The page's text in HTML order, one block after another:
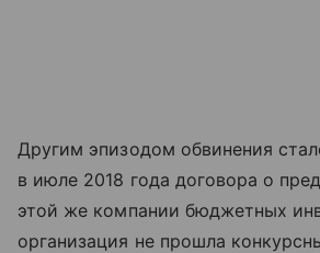
Другим эпизодом обвинения
в июле 2018 года договора о
этой же компании бюджетных
организация не прошла